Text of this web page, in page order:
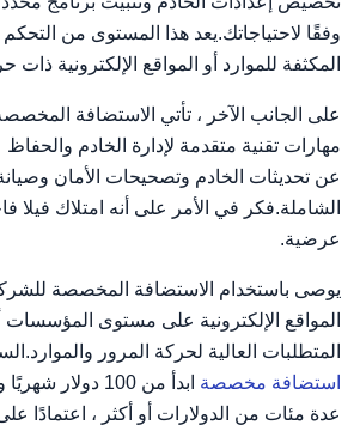
وفقًا لاحتياجاتك.يعد هذا المستوى من
المكثفة للموارد أو المواقع الإلكترونية
على الجانب الآخر ، تأتي الاستضافة
مهارات تقنية متقدمة لإدارة الخادم
عن تحديثات الخادم وتصحيحات الأمان
الشاملة.فكر في الأمر على أنه امتلاك فيلا
عرضية.
يوصى باستخدام الاستضافة المخصصة
المواقع الإلكترونية على مستوى المؤسسات
المتطلبات العالية لحركة المرور
استضافة مخصصة
ابدأ من 100
عدة مئات من الدولارات أو أكثر ، اعتمادًا